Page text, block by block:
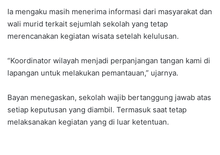
Ia mengaku masih menerima informasi dari masyarakat dan
wali murid terkait sejumlah sekolah yang tetap
merencanakan kegiatan wisata setelah kelulusan.
“Koordinator wilayah menjadi perpanjangan tangan kami di
lapangan untuk melakukan pemantauan,” ujarnya.
Bayan menegaskan, sekolah wajib bertanggung jawab atas
setiap keputusan yang diambil. Termasuk saat tetap
melaksanakan kegiatan yang di luar ketentuan.